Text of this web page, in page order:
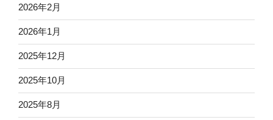
2026年2月
2026年1月
2025年12月
2025年10月
2025年8月